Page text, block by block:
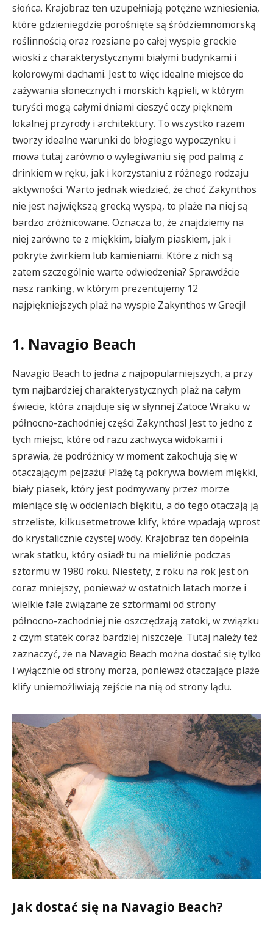
słońca. Krajobraz ten uzupełniają potężne wzniesienia,
które gdzieniegdzie porośnięte są śródziemnomorską
roślinnością oraz rozsiane po całej wyspie greckie
wioski z charakterystycznymi białymi budynkami i
kolorowymi dachami. Jest to więc idealne miejsce do
zażywania słonecznych i morskich kąpieli, w którym
turyści mogą całymi dniami cieszyć oczy pięknem
lokalnej przyrody i architektury. To wszystko razem
tworzy idealne warunki do błogiego wypoczynku i
mowa tutaj zarówno o wylegiwaniu się pod palmą z
drinkiem w ręku, jak i korzystaniu z różnego rodzaju
aktywności. Warto jednak wiedzieć, że choć Zakynthos
nie jest największą grecką wyspą, to plaże na niej są
bardzo zróżnicowane. Oznacza to, że znajdziemy na
niej zarówno te z miękkim, białym piaskiem, jak i
pokryte żwirkiem lub kamieniami. Które z nich są
zatem szczególnie warte odwiedzenia? Sprawdźcie
nasz ranking, w którym prezentujemy 12
najpiękniejszych plaż na wyspie Zakynthos w Grecji!
1. Navagio Beach
Navagio Beach to jedna z najpopularniejszych, a przy
tym najbardziej charakterystycznych plaż na całym
świecie, która znajduje się w słynnej Zatoce Wraku w
północno-zachodniej części Zakynthos! Jest to jedno z
tych miejsc, które od razu zachwyca widokami i
sprawia, że podróżnicy w moment zakochują się w
otaczającym pejzażu! Plażę tą pokrywa bowiem miękki,
biały piasek, który jest podmywany przez morze
mieniące się w odcieniach błękitu, a do tego otaczają ją
strzeliste, kilkusetmetrowe klify, które wpadają wprost
do krystalicznie czystej wody. Krajobraz ten dopełnia
wrak statku, który osiadł tu na mieliźnie podczas
sztormu w 1980 roku. Niestety, z roku na rok jest on
coraz mniejszy, ponieważ w ostatnich latach morze i
wielkie fale związane ze sztormami od strony
północno-zachodniej nie oszczędzają zatoki, w związku
z czym statek coraz bardziej niszczeje. Tutaj należy też
zaznaczyć, że na Navagio Beach można dostać się tylko
i wyłącznie od strony morza, ponieważ otaczające plaże
klify uniemożliwiają zejście na nią od strony lądu.
Jak dostać się na Navagio Beach?